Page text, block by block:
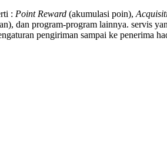
: Point Reward (akumulasi poin),
dan program-program lainnya. servis
pengiriman sampai ke penerima